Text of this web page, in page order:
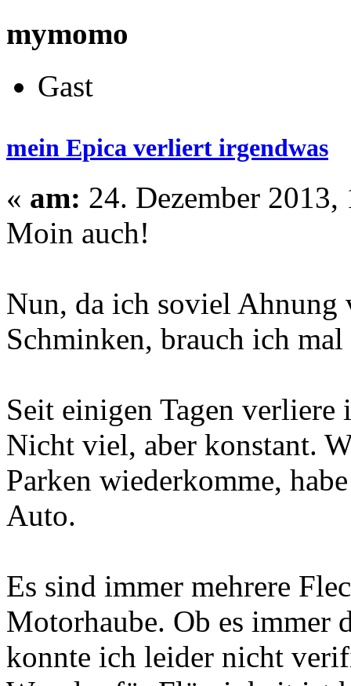
mymomo
Gast
mein Epica verliert irgendwas
« am: 24. Dezember
Moin auch!
Nun, da ich soviel Ahnung
Schminken, brauch ich
Seit einigen Tagen
Nicht viel, aber konstant.
Parken wiederkomme,
Auto.
Es sind immer mehrere
Motorhaube. Ob es immer
konnte ich leider nicht